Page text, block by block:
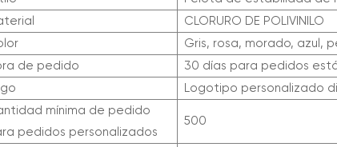
CLORURO DE POLIVINILO
Gris, rosa, morado, azul,
de pedido
30 días para pedidos
Logotipo personalizado
mínima de pedido
pedidos personalizados
500